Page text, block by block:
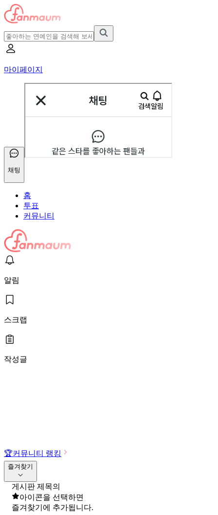
마이페이지
채팅
홈
투표
커뮤니티
알림
스크랩
작성글
🏆커뮤니티 랭킹
즐겨찾기
게시판 제목의
아이콘을 선택하면
즐겨찾기에 추가됩니다.